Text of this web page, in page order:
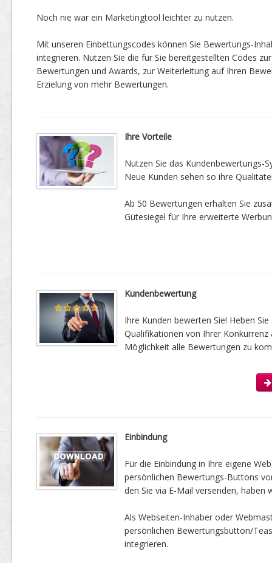
Noch nie war ein Marketingtool leichter zu nutzen.
Mit unseren Einbettungscodes können Sie Bewertungs-
integrieren. Nutzen Sie die für Sie bereitgestellten Codes
Bewertungen und Awards, zur Weiterleitung auf Ihren
Erzielung von mehr Bewertungen.
Ihre Vorteile
Nutzen Sie das Kundenbewertungs-
Neue Kunden sehen so ihre
Ab 50 Bewertungen erhalten Sie
Gütesiegel für Ihre erweiterte
Kundenbewertung
Ihre Kunden bewerten Sie! Heben
Qualifikationen von Ihrer Konkurrenz
Möglichkeit alle Bewertungen zu
Einbindung
Für die Einbindung in Ihre eigene
persönlichen Bewertungs-Buttons
den Sie via E-Mail versenden, haben
Als Webseiten-Inhaber oder
persönlichen Bewertungsbutton/
integrieren.